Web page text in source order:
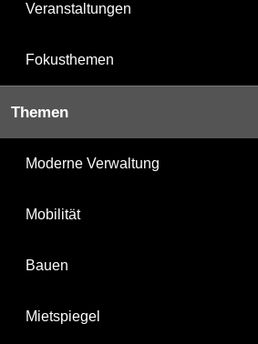
Veranstaltungen
Fokusthemen
Themen
Moderne Verwaltung
Mobilität
Bauen
Mietspiegel